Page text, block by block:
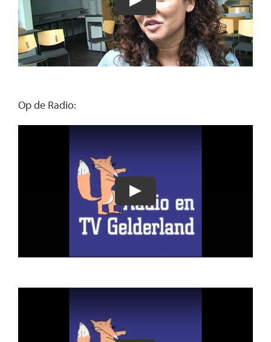
Op de Radio: